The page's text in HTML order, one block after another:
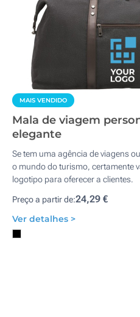
MAIS VENDIDO
Mala de viagem
elegante
Se tem uma agência de viagens
o mundo do turismo, certamente
logotipo para oferecer a clientes.
Preço a partir de:24,29 €
Ver detalhes >